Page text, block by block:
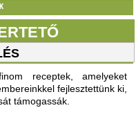
receptek, amelyeket
fejlesztettünk ki,
támogassák.